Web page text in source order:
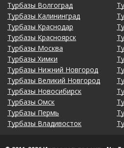
Турбазы Волгоград
Турбазы Калининград
Турбазы Краснодар
Турбазы Красноярск
Турбазы Москва
Турбазы Химки
Турбазы Нижний Новгород
Турбазы Великий Новгород
Турбазы Новосибирск
Турбазы Омск
Турбазы Пермь
Турбазы Владивосток